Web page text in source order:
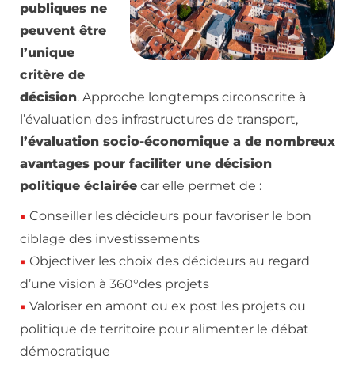
publiques ne
peuvent être
l’unique
critère de
décision. Approche longtemps circonscrite à
l’évaluation des infrastructures de transport,
l’évaluation socio-économique a de nombreux
avantages pour faciliter une décision
politique éclairée car elle permet de :
Conseiller les décideurs pour favoriser le bon
ciblage des investissements
Objectiver les choix des décideurs au regard
d’une vision à 360°des projets
Valoriser en amont ou ex post les projets ou
politique de territoire pour alimenter le débat
démocratique